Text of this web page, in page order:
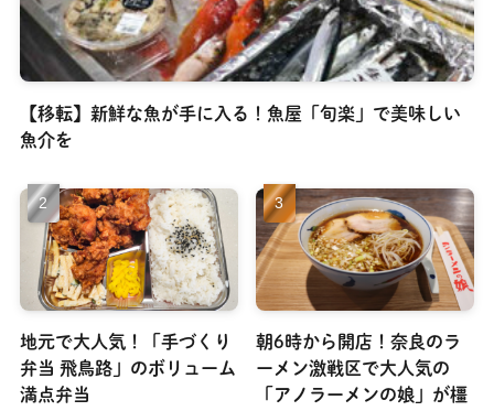
【移転】新鮮な魚が手に入る！魚屋「旬楽」で美味しい
魚介を
地元で大人気！「手づくり
弁当 飛鳥路」のボリューム
満点弁当
朝6時から開店！奈良のラ
ーメン激戦区で大人気の
「アノラーメンの娘」が橿